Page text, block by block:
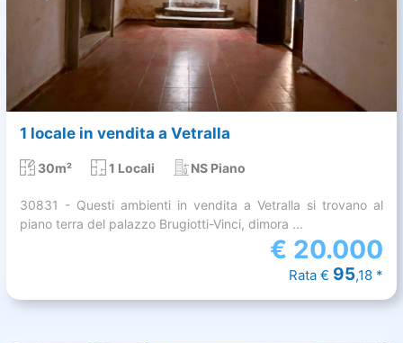
1 locale in vendita a Vetralla
30m² 1 Locali NS Piano
30831 - Questi ambienti in vendita a Vetralla si trovano al
piano terra del palazzo Brugiotti-Vinci, dimora ...
€ 20.000
Rata € 95,18 *